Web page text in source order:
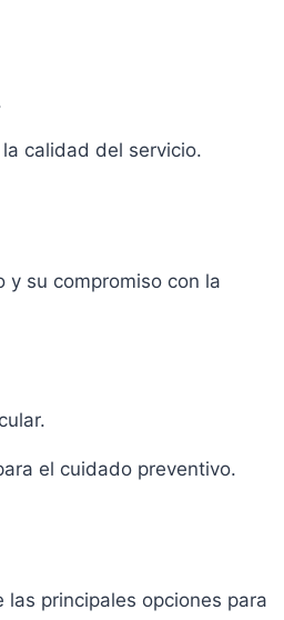
calidad del servicio.
su compromiso con la
el cuidado preventivo.
principales opciones para